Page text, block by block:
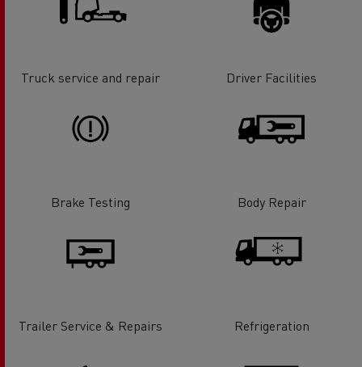
Truck service and repair Driver Facilities
Brake Testing Body Repair
Trailer Service & Repairs Refrigeration